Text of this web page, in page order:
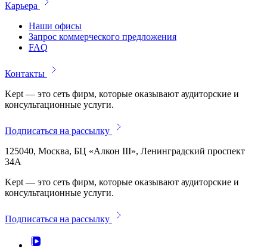
Карьера
Наши офисы
Запрос коммерческого предложения
FAQ
Контакты
Kept — это сеть фирм, которые оказывают аудиторские и
консультационные услуги.
Подписаться на рассылку
125040, Москва, БЦ «Алкон III», Ленинградский проспект
34А
Kept — это сеть фирм, которые оказывают аудиторские и
консультационные услуги.
Подписаться на рассылку